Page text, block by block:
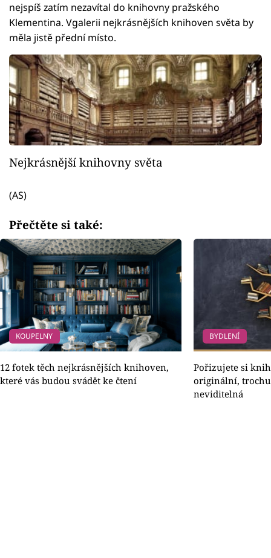
nejspíš zatím nezavítal do knihovny pražského
Klementina. Vgalerii nejkrásnějších knihoven světa by
měla jistě přední místo.
Nejkrásnější knihovny světa
(AS)
Přečtěte si také:
KOUPELNY
12 fotek těch nejkrásnějších knihoven,
které vás budou svádět ke čtení
BYDLENÍ
Pořizujete si
originální,
neviditelná